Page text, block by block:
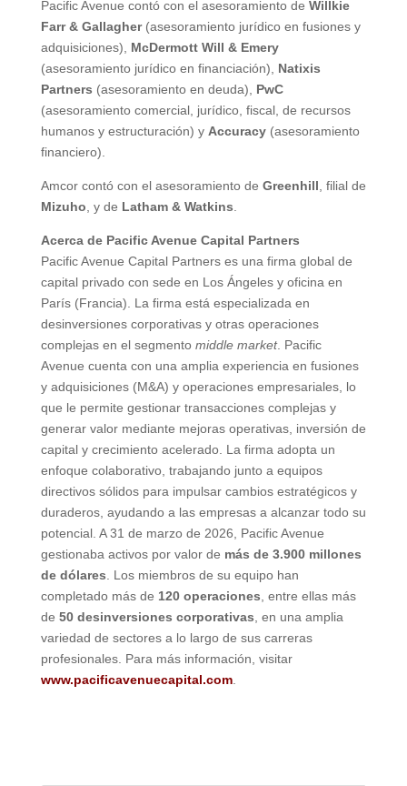
Pacific Avenue contó con el asesoramiento de Willkie
Farr & Gallagher(asesoramiento jurídico en fusiones y
adquisiciones), McDermott Will & Emery
(asesoramiento jurídico en financiación), Natixis
Partners (asesoramiento en deuda), PwC
(asesoramiento comercial, jurídico, fiscal, de recursos
humanos y estructuración) y Accuracy(asesoramiento
financiero).
Amcor contó con el asesoramiento de Greenhill , filial de
Mizuho , y de Latham & Watkins
Acerca de Pacific Avenue Capital Partners
Pacific Avenue Capital Partners es una firma global de
capital privado con sede en Los Ángeles y oficina en
París (Francia). La firma está especializada en
desinversiones corporativas y otras operaciones
complejas en el segmento middle market. Pacific
Avenue cuenta con una amplia experiencia en fusiones
y adquisiciones (M&A) y operaciones empresariales, lo
que le permite gestionar transacciones complejas y
generar valor mediante mejoras operativas, inversión de
capital y crecimiento acelerado. La firma adopta un
enfoque colaborativo, trabajando junto a equipos
directivos sólidos para impulsar cambios estratégicos y
duraderos, ayudando a las empresas a alcanzar todo su
potencial. A 31 de marzo de 2026, Pacific Avenue
gestionaba activos por valor de más de 3.900 millones
de dólares . Los miembros de su equipo han
completado más de 120 operaciones , entre ellas más
de 50 desinversiones corporativas , en una amplia
variedad de sectores a lo largo de sus carreras
profesionales. Para más información, visitar
www.pacificavenuecapital.com.